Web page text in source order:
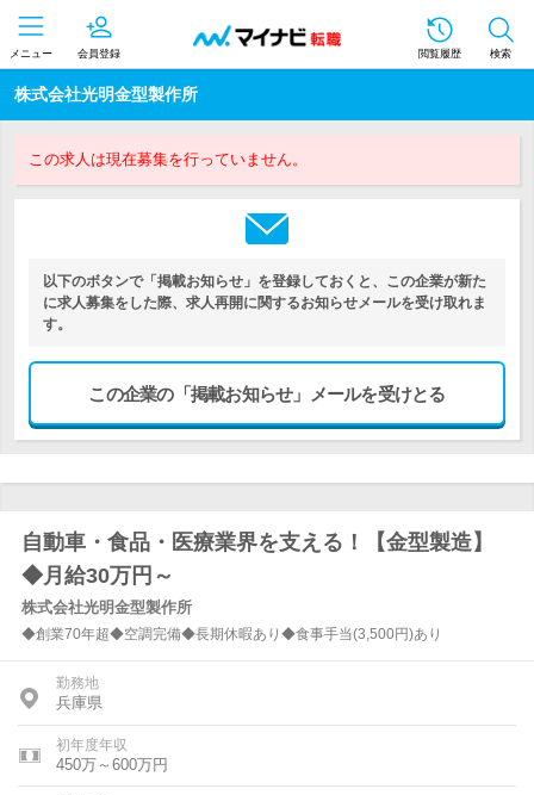
メニュー 会員登録 閲覧履歴 検索
株式会社光明金型製作所
この求人は現在募集を行っていません。
以下のボタンで「掲載お知らせ」を登録しておくと、この企業が新た
に求人募集をした際、求人再開に関するお知らせメールを受け取れま
す。
この企業の「掲載お知らせ」メールを受けとる
自動車・食品・医療業界を支える！【金型製造】
◆月給30万円～
株式会社光明金型製作所
◆創業70年超◆空調完備◆長期休暇あり◆食事手当(3,500円)あり
勤務地
兵庫県
初年度年収
450万～600万円